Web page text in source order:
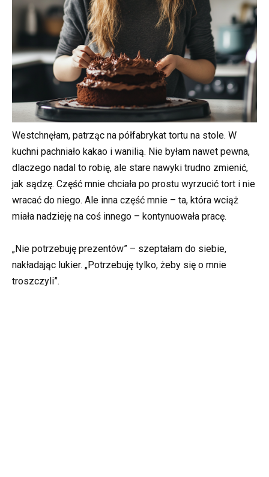
Westchnęłam, patrząc na półfabrykat tortu na stole. W
kuchni pachniało kakao i wanilią. Nie byłam nawet pewna,
dlaczego nadal to robię, ale stare nawyki trudno zmienić,
jak sądzę. Część mnie chciała po prostu wyrzucić tort i nie
wracać do niego. Ale inna część mnie – ta, która wciąż
miała nadzieję na coś innego – kontynuowała pracę.
„Nie potrzebuję prezentów” – szeptałam do siebie,
nakładając lukier. „Potrzebuję tylko, żeby się o mnie
troszczyli”.